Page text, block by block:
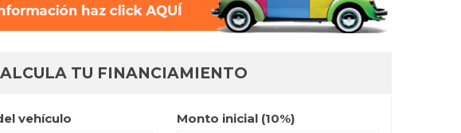
TU FINANCIAMIENTO
vehículo
Monto inicial (10%)